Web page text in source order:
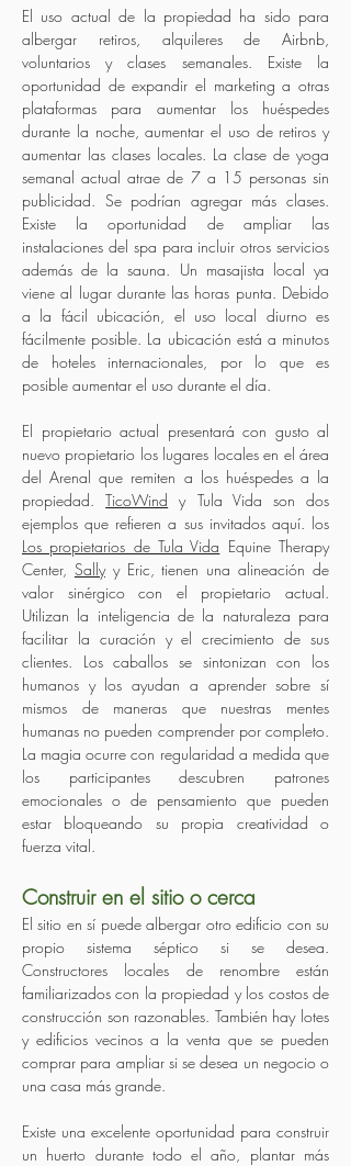
El uso actual de la propiedad ha sido para
albergar retiros, alquileres de Airbnb,
voluntarios y clases semanales. Existe la
oportunidad de expandir el marketing a otras
plataformas para aumentar los huéspedes
durante la noche, aumentar el uso de retiros y
aumentar las clases locales. La clase de yoga
semanal actual atrae de 7 a 15 personas sin
publicidad. Se podrían agregar más clases.
Existe la oportunidad de ampliar las
instalaciones del spa para incluir otros servicios
además de la sauna. Un masajista local ya
viene al lugar durante las horas punta. Debido
a la fácil ubicación, el uso local diurno es
fácilmente posible. La ubicación está a minutos
de hoteles internacionales, por lo que es
posible aumentar el uso durante el día.
El propietario actual presentará con gusto al
nuevo propietario los lugares locales en el área
del Arenal que remiten a los huéspedes a la
propiedad.TicoWind y Tula Vida son dos
ejemplos que refieren a sus invitados aquí. los
Los propietarios de Tula Vida Equine Therapy
Center, Sallyy Eric, tienen una alineación de
valor sinérgico con el propietario actual.
Utilizan la inteligencia de la naturaleza para
facilitar la curación y el crecimiento de sus
clientes. Los caballos se sintonizan con los
humanos y los ayudan a aprender sobre sí
mismos de maneras que nuestras mentes
humanas no pueden comprender por completo.
La magia ocurre con regularidad a medida que
los participantes descubren patrones
emocionales o de pensamiento que pueden
estar bloqueando su propia creatividad o
fuerza vital.
Construir en el sitio o cerca
El sitio en sí puede albergar otro edificio con su
propio sistema séptico si se desea.
Constructores locales de renombre están
familiarizados con la propiedad y los costos de
construcción son razonables. También hay lotes
y edificios vecinos a la venta que se pueden
comprar para ampliar si se desea un negocio o
una casa más grande.
Existe una excelente oportunidad para construir
un huerto durante todo el año, plantar más